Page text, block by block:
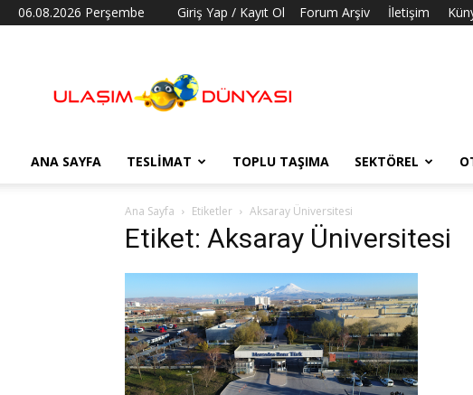
06.08.2026 Perşembe Giriş Yap / Kayıt Ol Forum Arşiv İletişim
Dünyası
ANA SAYFA TESLIMAT TOPLU TAŞIMA SEKTÖREL
Ana Sayfa Etiketler Aksaray Üniversitesi
Etiket: Aksaray Üniversitesi